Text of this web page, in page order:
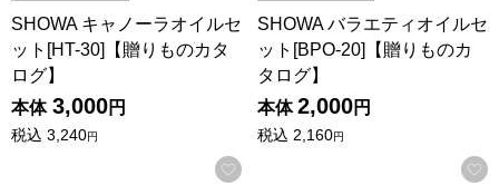
SHOWA キャノーラオイルセ
ット[HT-30]【贈りものカタ
ログ】
本体 3,000円
税込 3,240円
お気に入りに登録する
SHOWA バラエティオイルセ
ット[BPO-20]【贈りものカ
タログ】
本体 2,000円
税込 2,160円